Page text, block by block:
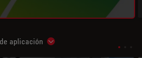
aplicación Show subnavigation